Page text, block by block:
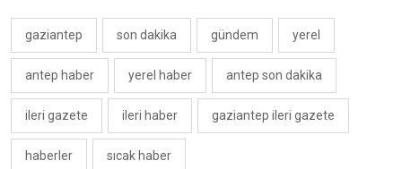
gaziantep son dakika gündem yerel
antep haber yerel haber antep son dakika
ileri gazete ileri haber gaziantep ileri gazete
haberler sıcak haber